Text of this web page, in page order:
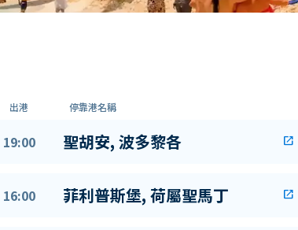
出港 停靠港名稱
19:00 聖胡安, 波多黎各 open_in_new
16:00 菲利普斯堡, 荷屬聖馬丁 open_in_new